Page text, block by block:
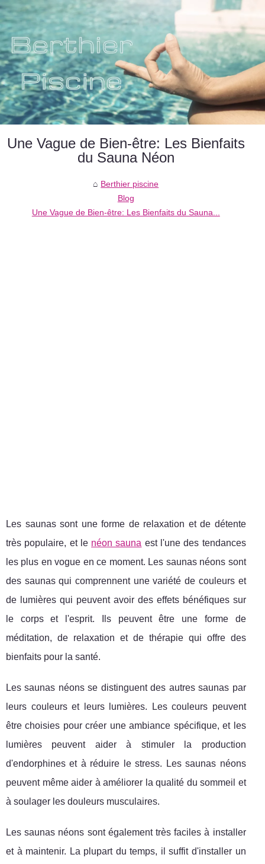
Une Vague de Bien-être: Les Bienfaits
du Sauna Néon
Berthier piscine
Blog
Une Vague de Bien-être: Les Bienfaits du Sauna...
Les saunas sont une forme de relaxation et de détente
très populaire, et le néon sauna est l'une des tendances
les plus en vogue en ce moment. Les saunas néons sont
des saunas qui comprennent une variété de couleurs et
de lumières qui peuvent avoir des effets bénéfiques sur
le corps et l'esprit. Ils peuvent être une forme de
méditation, de relaxation et de thérapie qui offre des
bienfaits pour la santé.
Les saunas néons se distinguent des autres saunas par
leurs couleurs et leurs lumières. Les couleurs peuvent
être choisies pour créer une ambiance spécifique, et les
lumières peuvent aider à stimuler la production
d'endorphines et à réduire le stress. Les saunas néons
peuvent même aider à améliorer la qualité du sommeil et
à soulager les douleurs musculaires.
Les saunas néons sont également très faciles à installer
et à maintenir. La plupart du temps, il suffit d'installer un